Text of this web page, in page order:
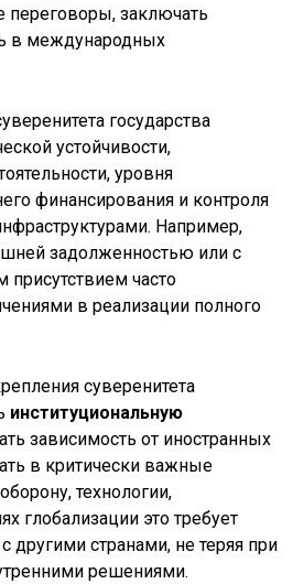
заключать
в международных
государства
устойчивости,
уровня
финансирования и контроля
Например,
задолженностью или с
часто
в реализации полного
суверенитета
институциональную
зависимость от иностранных
в критически важные
технологии,
глобализации это требует
другими странами, не теряя при
решениями.